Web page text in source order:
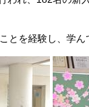
とを経験し、学ん